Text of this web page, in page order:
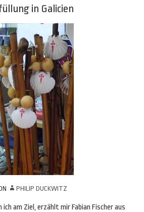
in Galicien
PHILIP DUCKWITZ
ich am Ziel, erzählt mir Fabian Fischer aus